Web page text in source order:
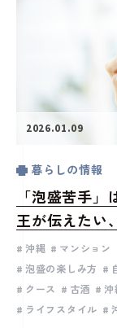
2026.01.09
暮らしの情報
「泡盛苦手
王が伝えたい
沖縄 マンション
泡盛の楽しみ方
クース
古酒 沖
ライフスタイル